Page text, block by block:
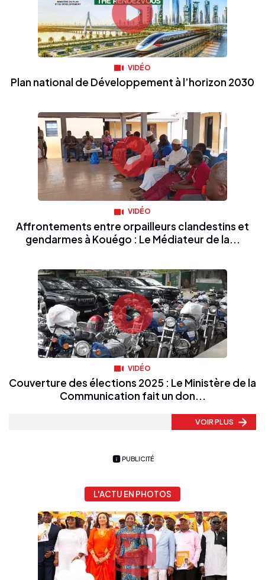
VIDÉO
Plan national de Développement à l’horizon 2030
VIDÉO
Affrontements entre orpailleurs clandestins et
gendarmes à Kouégo : Le Médiateur de la...
VIDÉO
Couverture des élections 2025 : Le Ministère de la
Communication fait un don...
VOIR PLUS
PUBLICITÉ
L'ACTU EN PHOTOS